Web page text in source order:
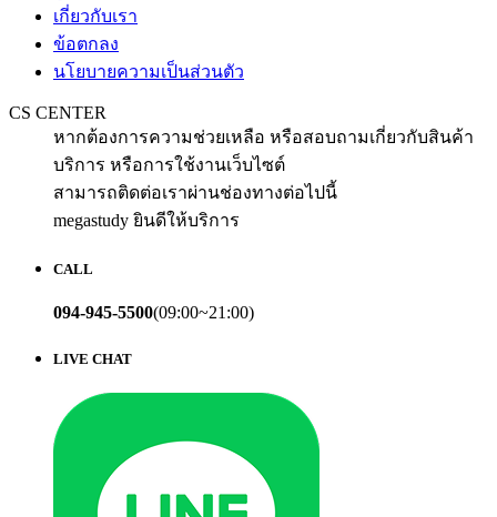
เกี่ยวกับเรา
ข้อตกลง
นโยบายความเป็นส่วนตัว
CS CENTER
หากต้องการความช่วยเหลือ หรือสอบถามเกี่ยวกับสินค้า
บริการ หรือการใช้งานเว็บไซต์
สามารถติดต่อเราผ่านช่องทางต่อไปนี้
megastudy ยินดีให้บริการ
CALL
094-945-5500(09:00~21:00)
LIVE CHAT